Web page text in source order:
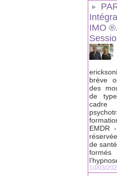
IMO
brève
des
de
EMDR
de
10/03/